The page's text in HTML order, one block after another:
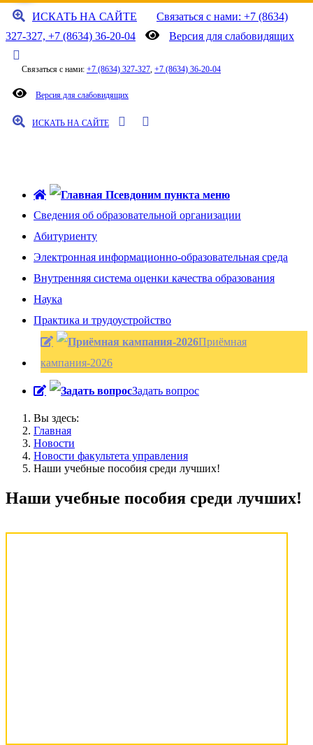
ИСКАТЬ НА САЙТЕ
Связаться с нами: +7 (8634)
327-327, +7 (8634) 36-20-04
Версия для слабовидящих
Связаться с нами: +7 (8634) 327-327, +7 (8634) 36-20-04
Версия для слабовидящих
ИСКАТЬ НА САЙТЕ
Сведения об образовательной организации
Абитуриенту
Электронная информационно-образовательная среда
Внутренняя система оценки качества образования
Наука
Практика и трудоустройство
Приёмная
кампания-2026
Задать вопрос
Вы здесь:
Главная
Новости
Новости факультета управления
Наши учебные пособия среди лучших!
Наши учебные пособия среди лучших!